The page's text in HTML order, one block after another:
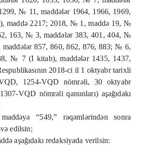
№ 11, maddələr 1964, 1966, 1969,
maddə 2217; 2018, № 1, maddə 19, №
163, № 3, maddələr 383, 401, 404, №
857, 860, 862, 876, 883; № 6,
№ 7 (I kitab), maddələr 1435, 1437,
2018-ci il 1 oktyabr tarixli
1254-VQD nömrəli, 30 oktyabr
VQD nömrəli qanunları) aşağıdakı
“549,” rəqəmlərindən sonra
edilsin;
aşağıdakı redaksiyada verilsin: